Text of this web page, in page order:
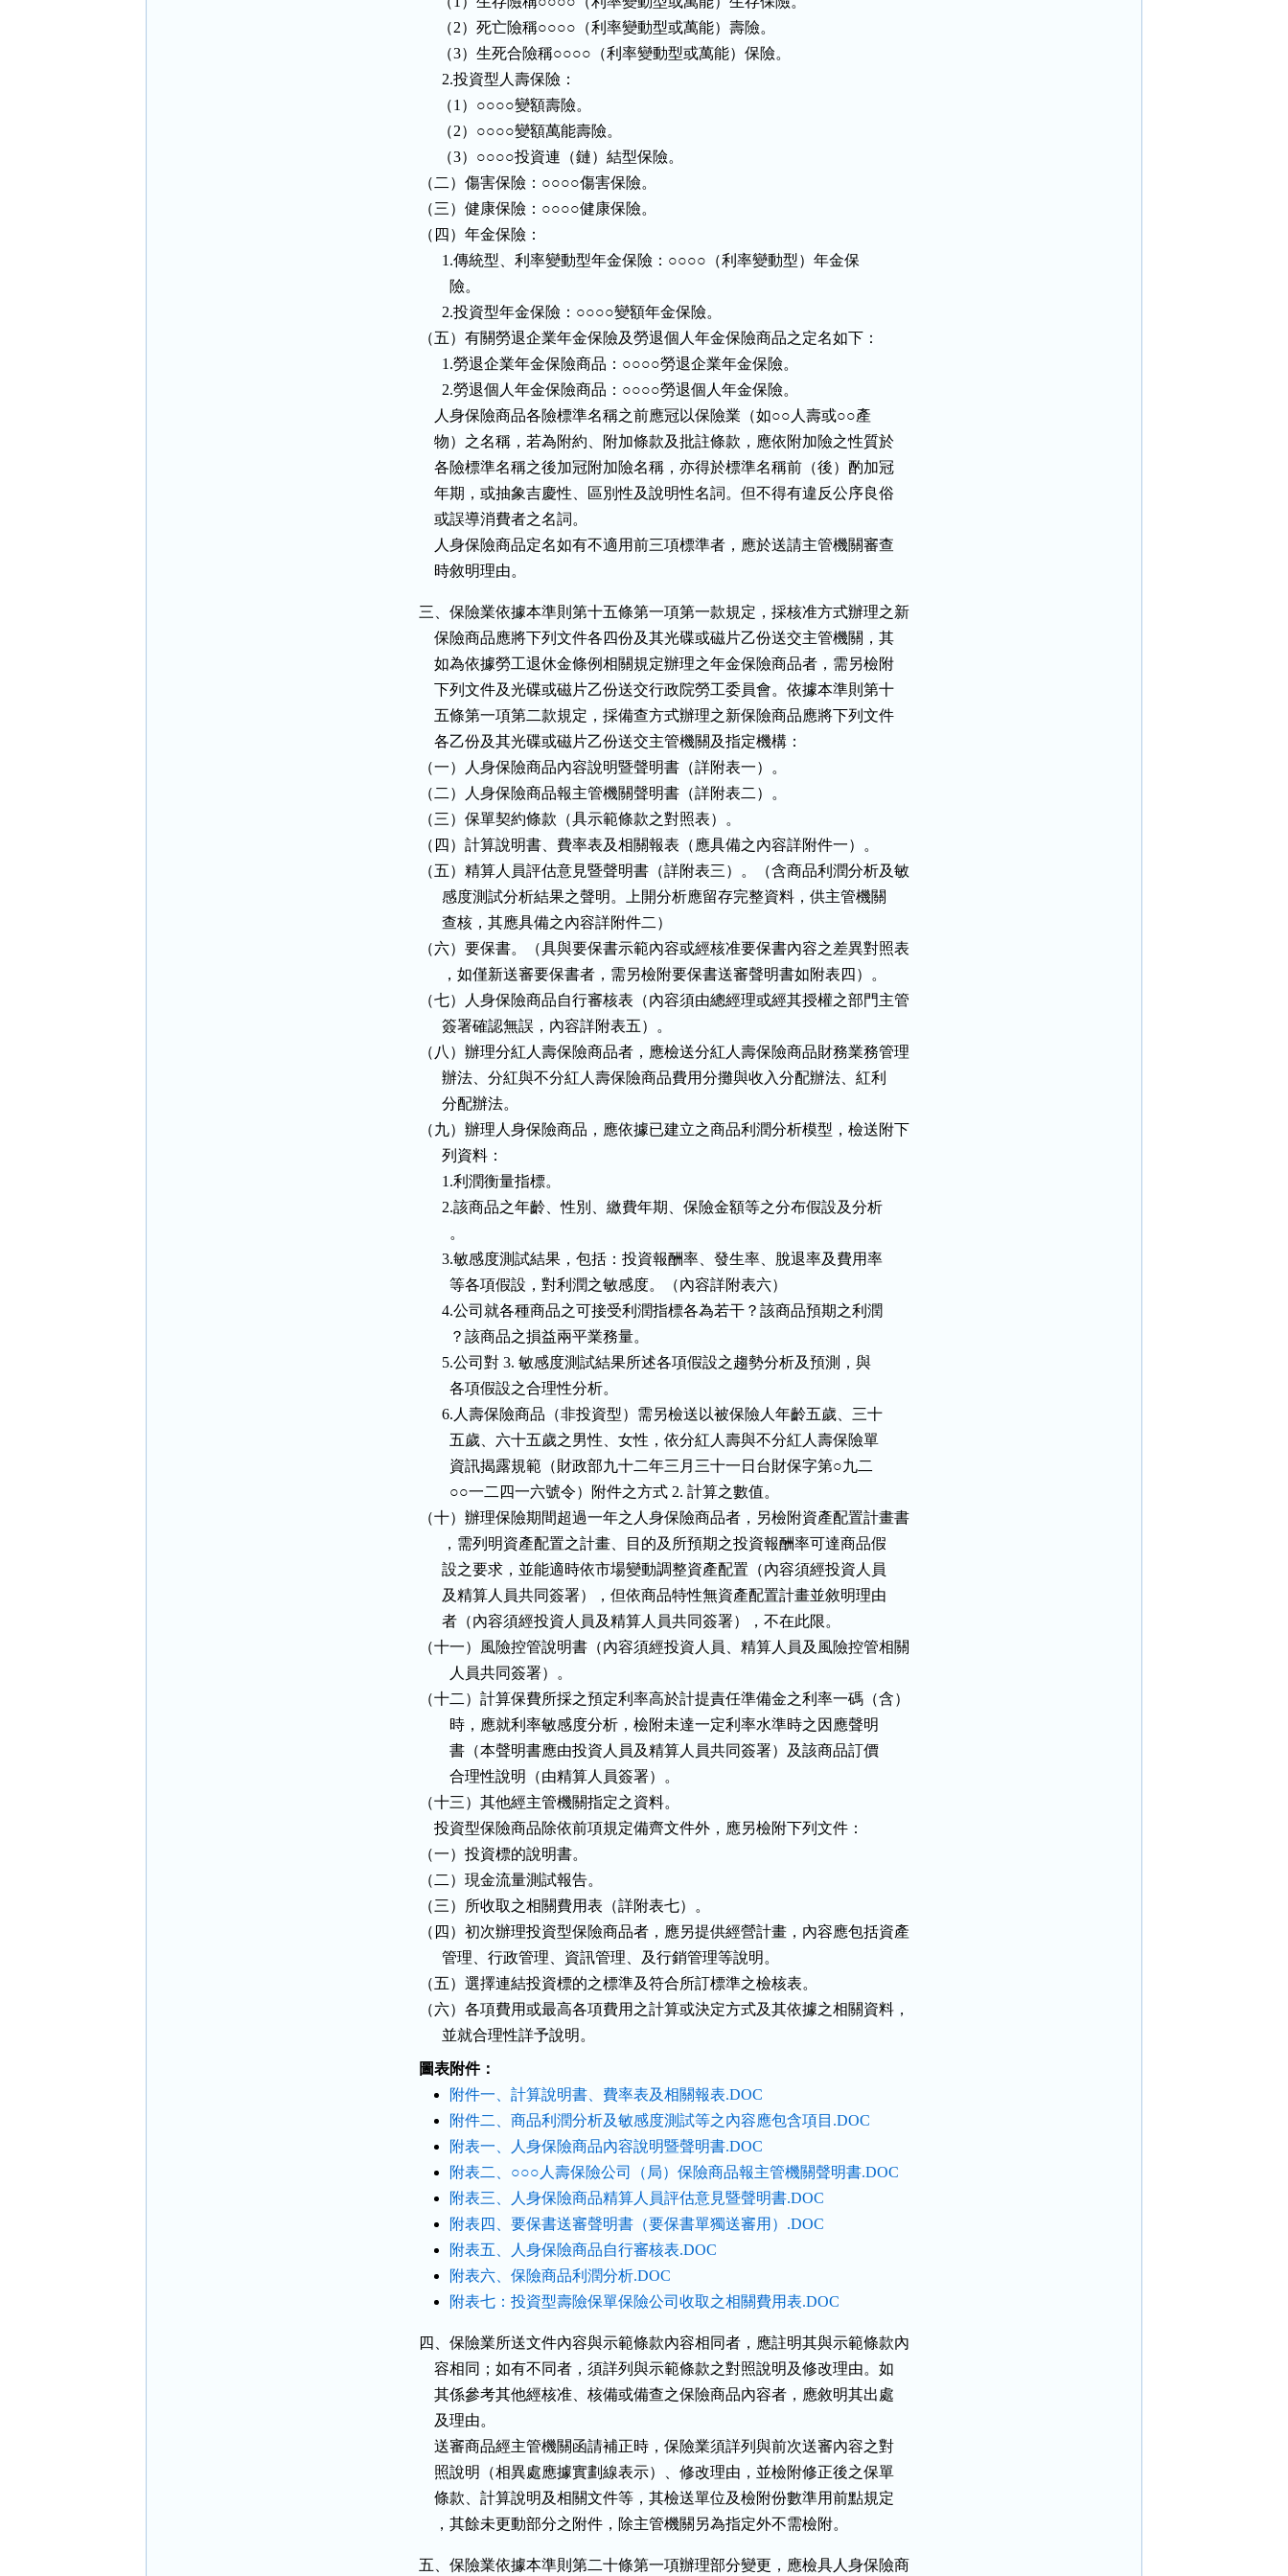
     （2）死亡險稱○○○○（利率變動型或萬能）壽險。
     （3）生死合險稱○○○○（利率變動型或萬能）保險。
      2.投資型人壽保險：
     （1）○○○○變額壽險。
     （2）○○○○變額萬能壽險。
     （3）○○○○投資連（鏈）結型保險。
（二）傷害保險：○○○○傷害保險。
（三）健康保險：○○○○健康保險。
（四）年金保險：
      1.傳統型、利率變動型年金保險：○○○○（利率變動型）年金保
        險。
      2.投資型年金保險：○○○○變額年金保險。
（五）有關勞退企業年金保險及勞退個人年金保險商品之定名如下：
      1.勞退企業年金保險商品：○○○○勞退企業年金保險。
      2.勞退個人年金保險商品：○○○○勞退個人年金保險。
    人身保險商品各險標準名稱之前應冠以保險業（如○○人壽或○○產
    物）之名稱，若為附約、附加條款及批註條款，應依附加險之性質於
    各險標準名稱之後加冠附加險名稱，亦得於標準名稱前（後）酌加冠
    年期，或抽象吉慶性、區別性及說明性名詞。但不得有違反公序良俗
    或誤導消費者之名詞。
    人身保險商品定名如有不適用前三項標準者，應於送請主管機關審查
    時敘明理由。
三、保險業依據本準則第十五條第一項第一款規定，採核准方式辦理之新
    保險商品應將下列文件各四份及其光碟或磁片乙份送交主管機關，其
    如為依據勞工退休金條例相關規定辦理之年金保險商品者，需另檢附
    下列文件及光碟或磁片乙份送交行政院勞工委員會。依據本準則第十
    五條第一項第二款規定，採備查方式辦理之新保險商品應將下列文件
    各乙份及其光碟或磁片乙份送交主管機關及指定機構：
（一）人身保險商品內容說明暨聲明書（詳附表一）。
（二）人身保險商品報主管機關聲明書（詳附表二）。
（三）保單契約條款（具示範條款之對照表）。
（四）計算說明書、費率表及相關報表（應具備之內容詳附件一）。
（五）精算人員評估意見暨聲明書（詳附表三）。（含商品利潤分析及敏
      感度測試分析結果之聲明。上開分析應留存完整資料，供主管機關
      查核，其應具備之內容詳附件二）
（六）要保書。（具與要保書示範內容或經核准要保書內容之差異對照表
      ，如僅新送審要保書者，需另檢附要保書送審聲明書如附表四）。
（七）人身保險商品自行審核表（內容須由總經理或經其授權之部門主管
      簽署確認無誤，內容詳附表五）。
（八）辦理分紅人壽保險商品者，應檢送分紅人壽保險商品財務業務管理
      辦法、分紅與不分紅人壽保險商品費用分攤與收入分配辦法、紅利
      分配辦法。
（九）辦理人身保險商品，應依據已建立之商品利潤分析模型，檢送附下
      列資料：
      1.利潤衡量指標。
      2.該商品之年齡、性別、繳費年期、保險金額等之分布假設及分析
        。
      3.敏感度測試結果，包括：投資報酬率、發生率、脫退率及費用率
        等各項假設，對利潤之敏感度。（內容詳附表六）
      4.公司就各種商品之可接受利潤指標各為若干？該商品預期之利潤
        ？該商品之損益兩平業務量。
      5.公司對 3. 敏感度測試結果所述各項假設之趨勢分析及預測，與
        各項假設之合理性分析。
      6.人壽保險商品（非投資型）需另檢送以被保險人年齡五歲、三十
        五歲、六十五歲之男性、女性，依分紅人壽與不分紅人壽保險單
        資訊揭露規範（財政部九十二年三月三十一日台財保字第○九二
        ○○一二四一六號令）附件之方式 2. 計算之數值。
（十）辦理保險期間超過一年之人身保險商品者，另檢附資產配置計畫書
      ，需列明資產配置之計畫、目的及所預期之投資報酬率可達商品假
      設之要求，並能適時依市場變動調整資產配置（內容須經投資人員
      及精算人員共同簽署），但依商品特性無資產配置計畫並敘明理由
      者（內容須經投資人員及精算人員共同簽署），不在此限。
（十一）風險控管說明書（內容須經投資人員、精算人員及風險控管相關
        人員共同簽署）。
（十二）計算保費所採之預定利率高於計提責任準備金之利率一碼（含）
        時，應就利率敏感度分析，檢附未達一定利率水準時之因應聲明
        書（本聲明書應由投資人員及精算人員共同簽署）及該商品訂價
        合理性說明（由精算人員簽署）。
（十三）其他經主管機關指定之資料。
    投資型保險商品除依前項規定備齊文件外，應另檢附下列文件：
（一）投資標的說明書。
（二）現金流量測試報告。
（三）所收取之相關費用表（詳附表七）。
（四）初次辦理投資型保險商品者，應另提供經營計畫，內容應包括資產
      管理、行政管理、資訊管理、及行銷管理等說明。
（五）選擇連結投資標的之標準及符合所訂標準之檢核表。
（六）各項費用或最高各項費用之計算或決定方式及其依據之相關資料，
      並就合理性詳予說明。
圖表附件：
附件一、計算說明書、費率表及相關報表.DOC
附件二、商品利潤分析及敏感度測試等之內容應包含項目.DOC
附表一、人身保險商品內容說明暨聲明書.DOC
附表二、○○○人壽保險公司（局）保險商品報主管機關聲明書.DOC
附表三、人身保險商品精算人員評估意見暨聲明書.DOC
附表四、要保書送審聲明書（要保書單獨送審用）.DOC
附表五、人身保險商品自行審核表.DOC
附表六、保險商品利潤分析.DOC
附表七：投資型壽險保單保險公司收取之相關費用表.DOC
四、保險業所送文件內容與示範條款內容相同者，應註明其與示範條款內
    容相同；如有不同者，須詳列與示範條款之對照說明及修改理由。如
    其係參考其他經核准、核備或備查之保險商品內容者，應敘明其出處
    及理由。
    送審商品經主管機關函請補正時，保險業須詳列與前次送審內容之對
    照說明（相異處應據實劃線表示）、修改理由，並檢附修正後之保單
    條款、計算說明及相關文件等，其檢送單位及檢附份數準用前點規定
    ，其餘未更動部分之附件，除主管機關另為指定外不需檢附。
五、保險業依據本準則第二十條第一項辦理部分變更，應檢具人身保險商